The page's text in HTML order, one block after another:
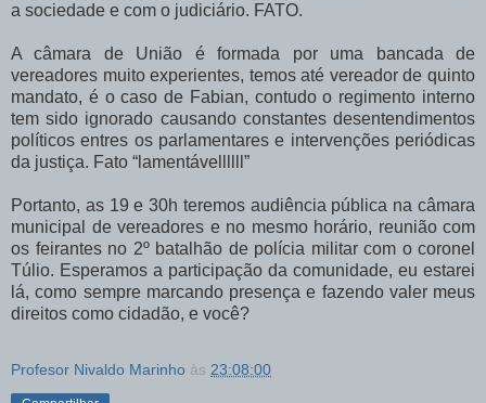
a sociedade e com o judiciário. FATO.
A câmara de União é formada por uma bancada de
vereadores muito experientes, temos até vereador de quinto
mandato, é o caso de Fabian, contudo o regimento interno
tem sido ignorado causando constantes desentendimentos
políticos entres os parlamentares e intervenções periódicas
da justiça. Fato “lamentávellllll”
Portanto, as 19 e 30h teremos audiência pública na câmara
municipal de vereadores e no mesmo horário, reunião com
os feirantes no 2º batalhão de polícia militar com o coronel
Túlio. Esperamos a participação da comunidade, eu estarei
lá, como sempre marcando presença e fazendo valer meus
direitos como cidadão, e você?
Profesor Nivaldo Marinho às 23:08:00